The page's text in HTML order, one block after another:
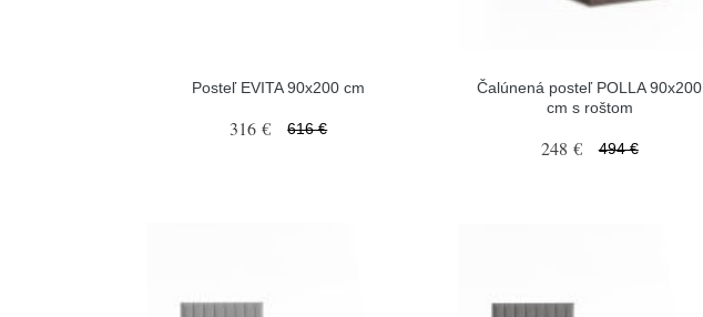
Posteľ EVITA 90x200 cm
316 € 616 €
Čalúnená posteľ POLLA 90x200
cm s roštom
248 € 494 €